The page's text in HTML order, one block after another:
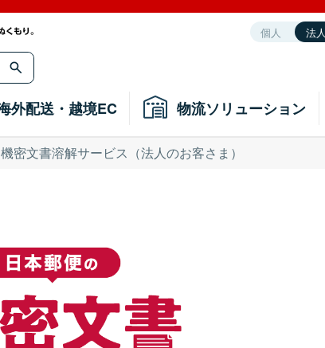
個人 法人
入力
外配送・越境EC 物流ソリューション
機密文書溶解サービス（法人のお客さま）